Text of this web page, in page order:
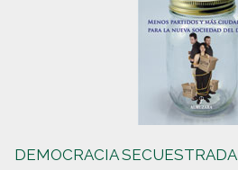
DEMOCRACIA SECUESTRADA